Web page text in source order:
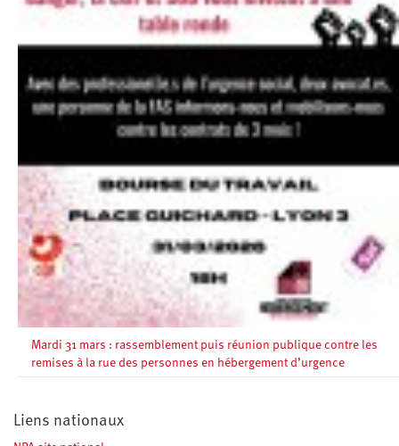
Mardi 31 mars : rassemblement puis réunion publique contre les
remises à la rue des personnes en hébergement d’urgence
Liens nationaux